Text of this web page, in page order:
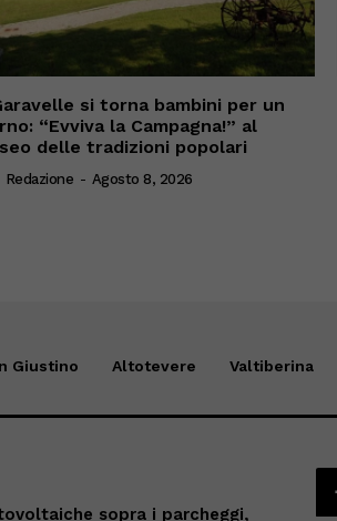
si torna bambini per un
“Evviva la Campagna!” al
delle tradizioni popolari
Redazione - Agosto 8, 2026
Giustino Altotevere Valtiberina
sopra i parcheggi,